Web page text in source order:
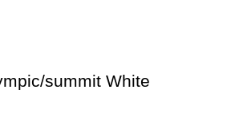
summit White